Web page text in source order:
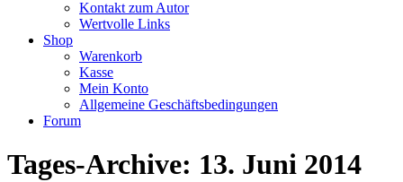
Kontakt zum Autor
Wertvolle Links
Shop
Warenkorb
Kasse
Mein Konto
Allgemeine Geschäftsbedingungen
Forum
Tages-Archive: 13. Juni 2014